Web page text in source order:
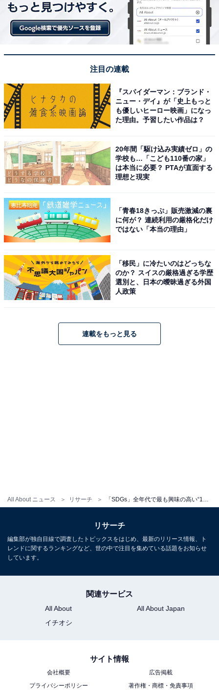
All About ニュース リサーチ
第1位：「すべての人に健康と福祉を」
今回の調査で、最も興味が高かった「17のゴール（目
標）」第1位は、「目標3：すべての人に健康と福祉を」
世界中の妊産婦や小児の死亡率低下、健康リスクの軽
減、管理のための能力を強化するなど、あらゆる年齢の
すべての人々の健康的な生活を確保し、福祉を推進す
る、などのターゲットが掲げられています。
10代は「ジェンダー平等」、30代は「働きが
い」、年代別に傾向の違いも
興味を持っている目標については、年代別に傾向の違い
がみられました。
【年代別】「SDGs」17のゴール（目標）の中でもっとも興味があるゴール
10代が興味のある目標1位は「ジェンダー平等を実現し
30代で目立った目標は、6位の「働きがいも経済成長
注目の連載
『スパイダーマン：ブランド・
ニュー・デイ』が「史上もっと
も優しいヒーロー映画」になっ
た理由。予習したい作品は？
20年間「駆け込み実績ゼロ」の
学校も…「こども110番の家」
は本当に必要？ PTAが直面する
理想と現実
「青春18きっぷ」販売激減の裏
に何が？ 連続利用の厳格化だけ
ではない「本当の理由」
「移民」に冷たいのはどっちな
のか？ スイスの厳格過ぎる学歴
選別と、日本の曖昧過ぎる外国
人政策
連載をもっと見る
リサーチ
編集部が独自目線で調査したトピックスをはじめ、最新のリリース情報、ト
レンドに関するランキングなど、世の中で注目を集めている話題をお知らせ
しています。
関連サービス
All About
All About Japan
イチオシ
サイト情報
会社概要
広告掲載
プライバシーポリシー
著作権・商標・免責事項